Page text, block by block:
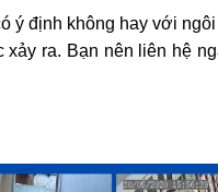
ý định không hay với
ra. Bạn nên liên hệ